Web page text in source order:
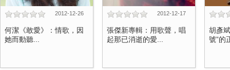
2012-12-26
何潔《敢愛》：情歌，因
她而動聽...
2012-12-17
張傑新專輯：用歌聲，唱
起那已消逝的愛...
胡彥
號”的